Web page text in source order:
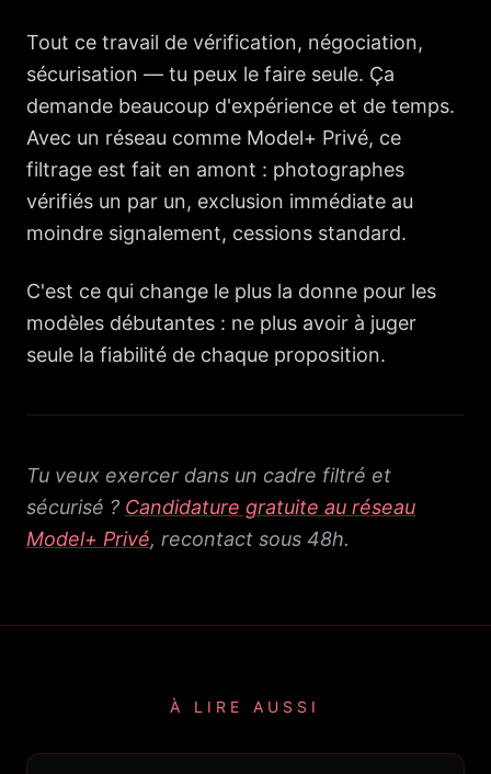
Tout ce travail de vérification, négociation,
sécurisation — tu peux le faire seule. Ça
demande beaucoup d'expérience et de temps.
Avec un réseau comme Model+ Privé, ce
filtrage est fait en amont : photographes
vérifiés un par un, exclusion immédiate au
moindre signalement, cessions standard.
C'est ce qui change le plus la donne pour les
modèles débutantes : ne plus avoir à juger
seule la fiabilité de chaque proposition.
Tu veux exercer dans un cadre filtré et
sécurisé ? Candidature gratuite au réseau
Model+ Privé, recontact sous 48h.
À LIRE AUSSI